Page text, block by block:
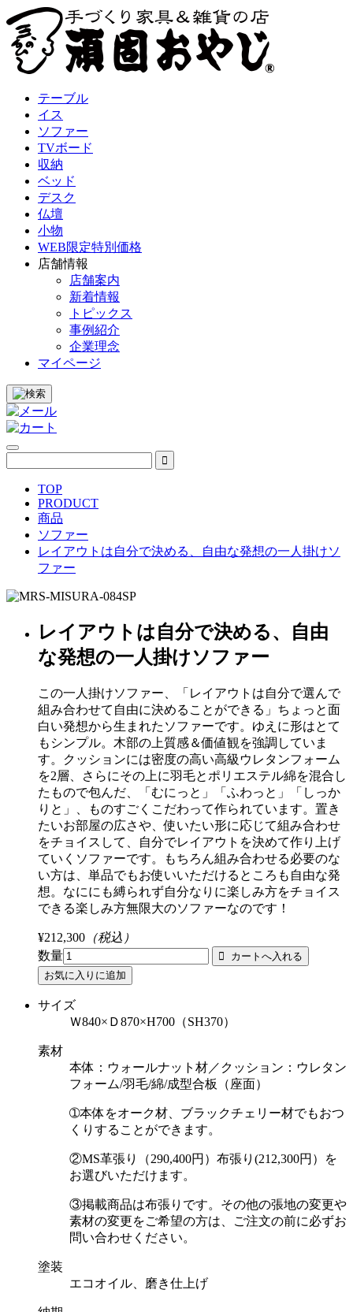
テーブル
イス
ソファー
TVボード
収納
ベッド
デスク
仏壇
小物
WEB限定特別価格
店舗情報
店舗案内
新着情報
トピックス
事例紹介
企業理念
マイページ
TOP
PRODUCT
商品
ソファー
レイアウトは自分で決める、自由な発想の一人掛けソ
ファー
レイアウトは自分で決める、自由
な発想の一人掛けソファー
この一人掛けソファー、「レイアウトは自分で選んで
組み合わせて自由に決めることができる」ちょっと面
白い発想から生まれたソファーです。ゆえに形はとて
もシンプル。木部の上質感＆価値観を強調していま
す。クッションには密度の高い高級ウレタンフォーム
を2層、さらにその上に羽毛とポリエステル綿を混合し
たもので包んだ、「むにっと」「ふわっと」「しっか
りと」、ものすごくこだわって作られています。置き
たいお部屋の広さや、使いたい形に応じて組み合わせ
をチョイスして、自分でレイアウトを決めて作り上げ
ていくソファーです。もちろん組み合わせる必要のな
い方は、単品でもお使いいただけるところも自由な発
想。なににも縛られず自分なりに楽しみ方をチョイス
できる楽しみ方無限大のソファーなのです！
¥212,300 （税込）
数量
サイズ
Ｗ840×Ｄ870×H700（SH370）
素材
本体：ウォールナット材／クッション：ウレタン
フォーム/羽毛/綿/成型合板（座面）
➀本体をオーク材、ブラックチェリー材でもおつ
くりすることができます。
②MS革張り（290,400円）布張り(212,300円）を
お選びいただけます。
③掲載商品は布張りです。その他の張地の変更や
素材の変更をご希望の方は、ご注文の前に必ずお
問い合わせください。
塗装
エコオイル、磨き仕上げ